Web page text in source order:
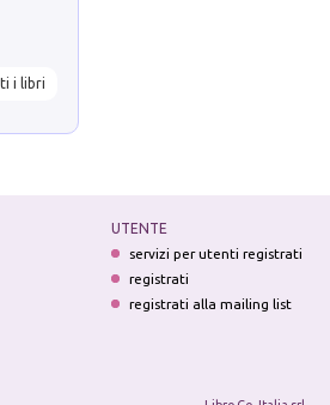
i libri
UTENTE
servizi per utenti registrati
registrati
registrati alla mailing list